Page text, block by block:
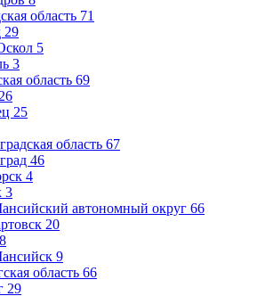
область 71
29
5
3
область 69
26
25
область 67
46
4
3
автономный округ 66
20
9
область 66
29